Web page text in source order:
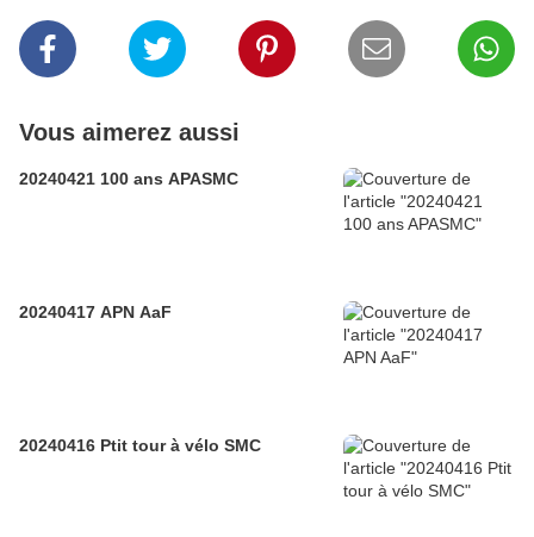
Vous aimerez aussi
20240421 100 ans APASMC
20240417 APN AaF
20240416 Ptit tour à vélo SMC